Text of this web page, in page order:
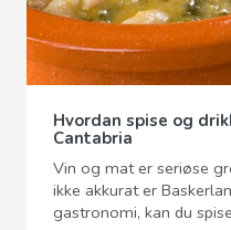
Hvordan spise og
Cantabria
Vin og mat er seriøse
ikke akkurat er
gastronomi, kan du